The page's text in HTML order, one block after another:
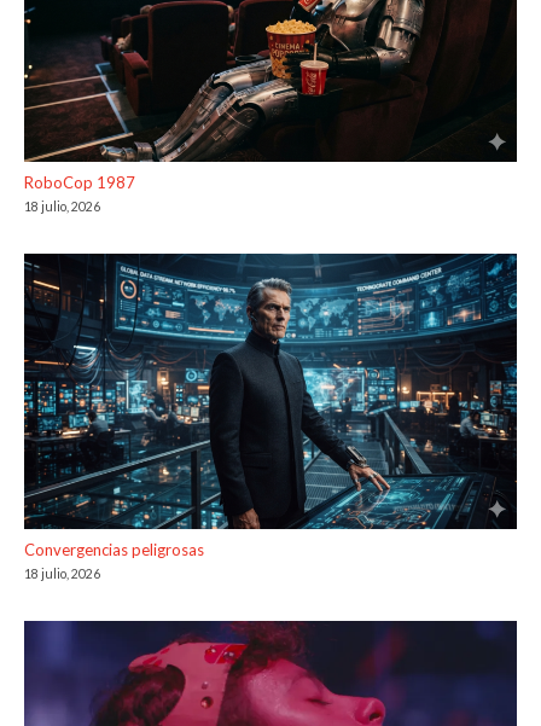
RoboCop 1987
18 julio, 2026
Convergencias peligrosas
18 julio, 2026